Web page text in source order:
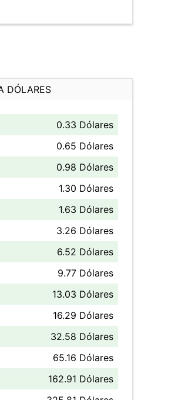
DÓLARES
0.33 Dólares
0.65 Dólares
0.98 Dólares
1.30 Dólares
1.63 Dólares
3.26 Dólares
6.52 Dólares
9.77 Dólares
13.03 Dólares
16.29 Dólares
32.58 Dólares
65.16 Dólares
162.91 Dólares